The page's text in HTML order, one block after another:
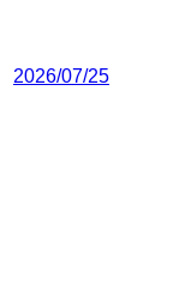
2026/07/25